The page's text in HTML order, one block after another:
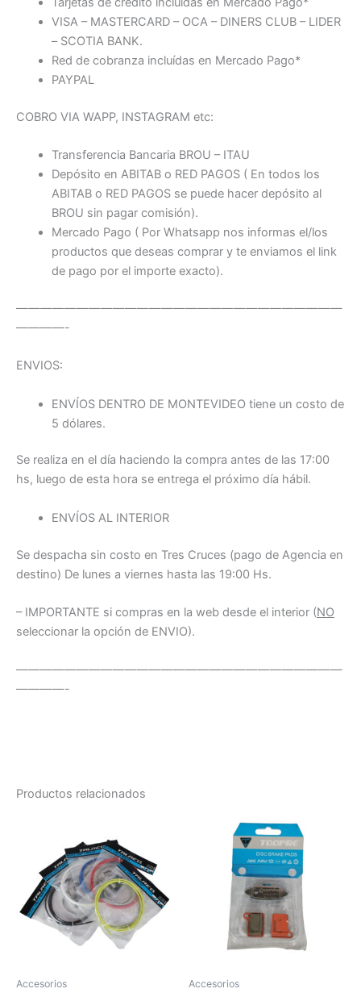
VISA – MASTERCARD – OCA – DINERS CLUB – LIDER
– SCOTIA BANK.
Red de cobranza incluídas en Mercado Pago*
PAYPAL
COBRO VIA WAPP, INSTAGRAM etc:
Transferencia Bancaria BROU – ITAU
Depósito en ABITAB o RED PAGOS ( En todos los
ABITAB o RED PAGOS se puede hacer depósito al
BROU sin pagar comisión).
Mercado Pago ( Por Whatsapp nos informas el/los
productos que deseas comprar y te enviamos el link
de pago por el importe exacto).
———————————————————————————
————-
ENVIOS:
ENVÍOS DENTRO DE MONTEVIDEO tiene un costo de
5 dólares.
Se realiza en el día haciendo la compra antes de las 17:00
hs, luego de esta hora se entrega el próximo día hábil.
ENVÍOS AL INTERIOR
Se despacha sin costo en Tres Cruces (pago de Agencia en
destino) De lunes a viernes hasta las 19:00 Hs.
– IMPORTANTE si compras en la web desde el interior (NO
seleccionar la opción de ENVIO).
———————————————————————————
————-
Productos relacionados
Accesorios Accesorios